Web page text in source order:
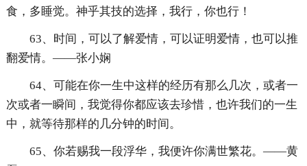
食，多睡觉。神乎其技的选择，我行，你也行！
63、时间，可以了解爱情，可以证明爱情，也可以推
翻爱情。——张小娴
64、可能在你一生中这样的经历有那么几次，或者一
次或者一瞬间，我觉得你都应该去珍惜，也许我们的一生
中，就等待那样的几分钟的时间。
65、你若赐我一段浮华，我便许你满世繁花。——黄